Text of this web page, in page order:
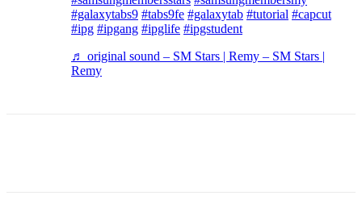
#galaxytabs9 #tabs9fe #galaxytab #tutorial #capcut
#ipg #ipgang #ipglife #ipgstudent
♬ original sound – SM Stars | Remy – SM Stars |
Remy